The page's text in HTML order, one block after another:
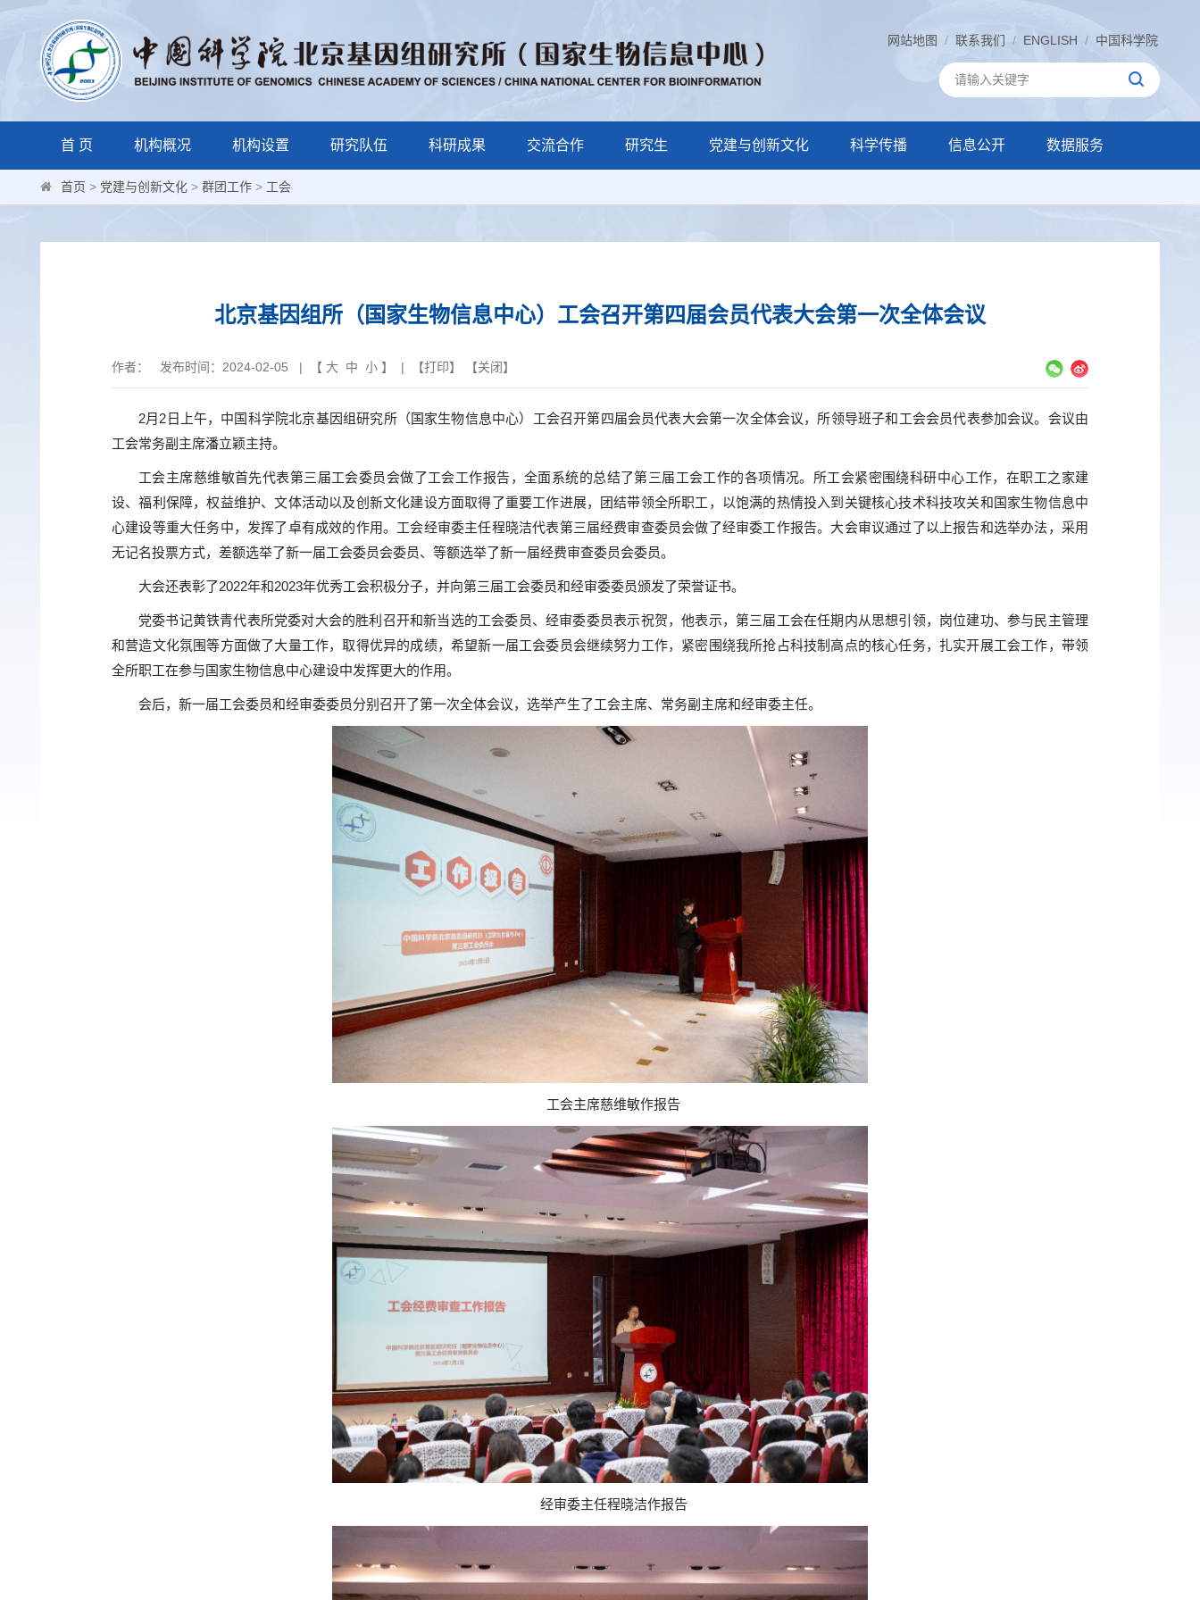
网站地图 / 联系我们 / ENGLISH / 中国科学院
首 页 机构概况 机构设置 研究队伍 科研成果 交流合作 研究生 党建与创新文化 科学传播 信息公开 数据服务
首页 > 党建与创新文化 > 群团工作 > 工会
北京基因组所（国家生物信息中心）工会召开第四届会员代表大会第一次全体会议
作者： 发布时间：2024-02-05 | 【 大 中 小 】 | 【打印】 【关闭】
2月2日上午，中国科学院北京基因组研究所（国家生物信息中心）工会召开第四届会员代表大会第一次全体会议，所领导班子和工会会员代表参加会议。会议由
工会常务副主席潘立颖主持。
工会主席慈维敏首先代表第三届工会委员会做了工会工作报告，全面系统的总结了第三届工会工作的各项情况。所工会紧密围绕科研中心工作，在职工之家建
设、福利保障，权益维护、文体活动以及创新文化建设方面取得了重要工作进展，团结带领全所职工，以饱满的热情投入到关键核心技术科技攻关和国家生物信息中
心建设等重大任务中，发挥了卓有成效的作用。工会经审委主任程晓洁代表第三届经费审查委员会做了经审委工作报告。大会审议通过了以上报告和选举办法，采用
无记名投票方式，差额选举了新一届工会委员会委员、等额选举了新一届经费审查委员会委员。
大会还表彰了2022年和2023年优秀工会积极分子，并向第三届工会委员和经审委委员颁发了荣誉证书。
党委书记黄铁青代表所党委对大会的胜利召开和新当选的工会委员、经审委委员表示祝贺，他表示，第三届工会在任期内从思想引领，岗位建功、参与民主管理
和营造文化氛围等方面做了大量工作，取得优异的成绩，希望新一届工会委员会继续努力工作，紧密围绕我所抢占科技制高点的核心任务，扎实开展工会工作，带领
全所职工在参与国家生物信息中心建设中发挥更大的作用。
会后，新一届工会委员和经审委委员分别召开了第一次全体会议，选举产生了工会主席、常务副主席和经审委主任。
工会主席慈维敏作报告
经审委主任程晓洁作报告